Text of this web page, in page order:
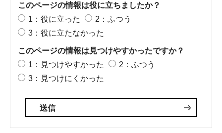
このページの情報は役に立ちましたか？
1：役に立った
2：ふつう
3：役に立たなかった
このページの情報は見つけやすかったですか？
1：見つけやすかった
2：ふつう
3：見つけにくかった